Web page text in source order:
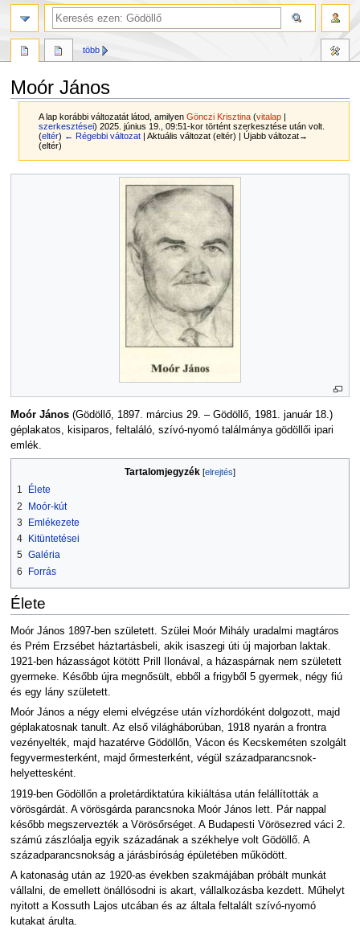
Moór János
A lap korábbi változatát látod, amilyenGönczi Krisztina (vitalap |
szerkesztései) 2025. június 19., 09:51-kor történt szerkesztése után volt.
(eltér) ← Régebbi változat | Aktuális változat (eltér) | Újabb változat→
(eltér)
Moór János(Gödöllő, 1897. március 29. – Gödöllő, 1981. január 18.)
géplakatos, kisiparos, feltaláló, szívó-nyomó találmánya gödöllői ipari
emlék.
Tartalomjegyzék
1
Élete
2
Moór-kút
3
Emlékezete
4
Kitüntetései
5 Galéria
6
Forrás
Élete
Moór János 1897-ben született. Szülei Moór Mihály uradalmi magtáros
és Prém Erzsébet háztartásbeli, akik isaszegi úti új majorban laktak.
1921-ben házasságot kötött Prill Ilonával, a házaspárnak nem született
gyermeke. Később újra megnősült, ebből a frigyből 5 gyermek, négy fiú
és egy lány született.
Moór János a négy elemi elvégzése után vízhordóként dolgozott, majd
géplakatosnak tanult. Az első világháborúban, 1918 nyarán a frontra
vezényelték, majd hazatérve Gödöllőn, Vácon és Kecskeméten szolgált
fegyvermesterként, majd őrmesterként, végül századparancsnok-
helyettesként.
1919-ben Gödöllőn a proletárdiktatúra kikiáltása után felállították a
vörösgárdát. A vörösgárda parancsnoka Moór János lett. Pár nappal
később megszervezték a Vörösőrséget. A Budapesti Vörösezred váci 2.
számú zászlóalja egyik századának a székhelye volt Gödöllő. A
századparancsnokság a járásbíróság épületében működött.
A katonaság után az 1920-as években szakmájában próbált munkát
vállalni, de emellett önállósodni is akart, vállalkozásba kezdett. Műhelyt
nyitott a Kossuth Lajos utcában és az általa feltalált szívó-nyomó
kutakat árulta.
több